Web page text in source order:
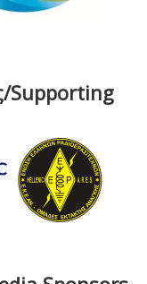
Supporting